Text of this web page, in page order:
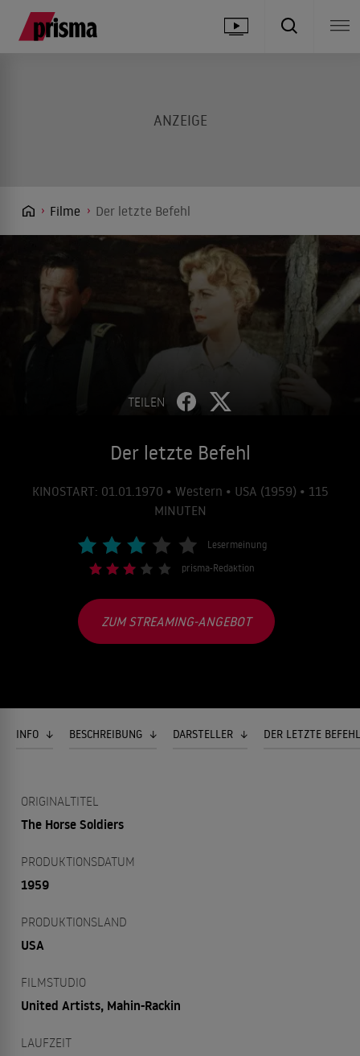
Filme Der letzte Befehl
TEILEN
Der letzte Befehl
KINOSTART: 01.01.1970 • Western • USA (1959) • 115
MINUTEN
Lesermeinung
prisma-Redaktion
ZUM STREAMING-ANGEBOT
INFO BESCHREIBUNG DARSTELLER DER LETZTE
ORIGINALTITEL
The Horse Soldiers
PRODUKTIONSDATUM
1959
PRODUKTIONSLAND
USA
FILMSTUDIO
United Artists, Mahin-Rackin
LAUFZEIT